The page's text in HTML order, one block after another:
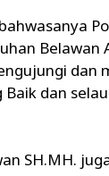
Belawan
dan
Baik dan
SH.MH.